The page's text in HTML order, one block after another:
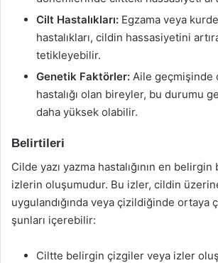
Cilt Hastalıkları: Egzama veya
hastalıkları, cildin hassasiyetini
tetikleyebilir.
Genetik Faktörler: Aile geçmişinde
hastalığı olan bireyler, bu durumu
daha yüksek olabilir.
Belirtileri
Cilde yazı yazma hastalığının en
izlerin oluşumudur. Bu izler, cildin
uygulandığında veya çizildiğinde ortaya
şunları içerebilir:
Ciltte belirgin çizgiler veya izler